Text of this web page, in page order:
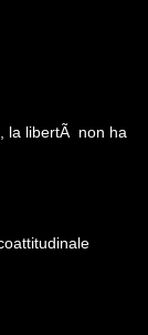
la libertÃ non ha